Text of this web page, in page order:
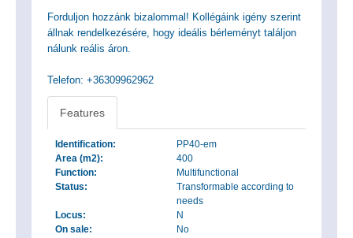
Forduljon hozzánk bizalommal! Kollégáink igény szerint
állnak rendelkezésére, hogy ideális bérleményt találjon
nálunk reális áron.
Telefon: +36309962962
Features
Identification:
PP40-em
Area (m2):
400
Function:
Multifunctional
Status:
Transformable according to
needs
Locus:
N
On sale:
No